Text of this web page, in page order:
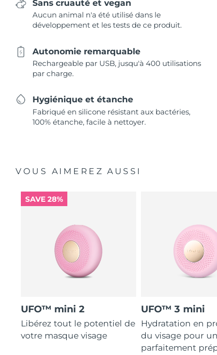
Sans cruauté et vegan
Aucun animal n'a été utilisé dans le
développement et les tests de ce produit.
Autonomie remarquable
Rechargeable par USB, jusqu'à 400 utilisations
par charge.
Hygiénique et étanche
Fabriqué en silicone résistant aux bactéries,
100% étanche, facile à nettoyer.
VOUS AIMEREZ AUSSI
SAVE 28%
UFO™ mini 2
Libérez tout le potentiel de
votre masque visage
UFO™ 3 mini
Hydratation en
du visage pour
parfaitement